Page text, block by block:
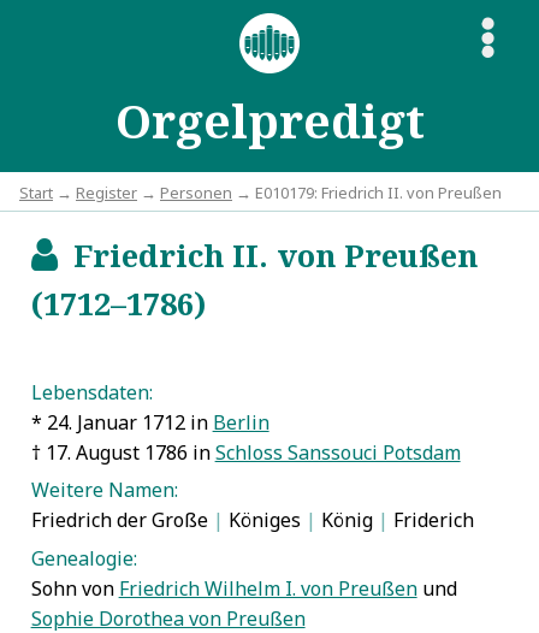
Orgelpredigt
S
Start → Register → Personen → E010179: Friedrich II. von Preußen
bFriedrich II. von Preußen
(1712–1786)
Lebensdaten:
* 24. Januar 1712 in Berlin
† 17. August 1786 inSchloss Sanssouci Potsdam
Weitere Namen:
Friedrich der Große | Königes | König | Friderich
Genealogie:
Sohn von Friedrich Wilhelm I. von Preußenund
Sophie Dorothea von Preußen